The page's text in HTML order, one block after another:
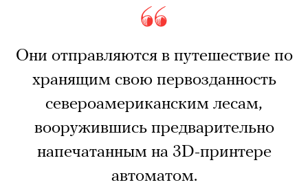
Они отправляются в путешествие по
хранящим свою первозданность
североамериканским лесам,
вооружившись предварительно
напечатанным на 3D-принтере
автоматом.